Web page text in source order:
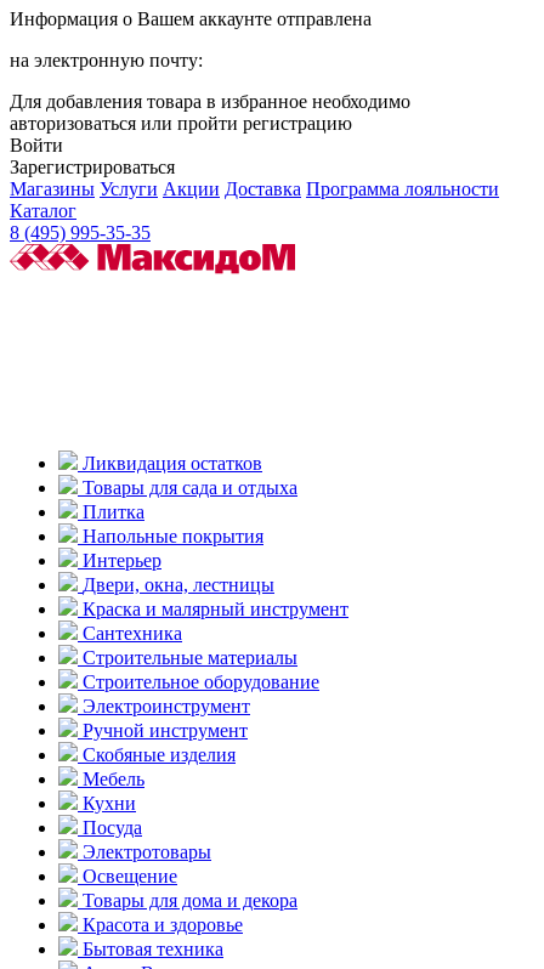
Информация о Вашем аккаунте отправлена
на электронную почту:
Для добавления товара в избранное необходимо
авторизоваться или пройти регистрацию
Войти
Зарегистрироваться
Магазины Услуги Акции Доставка Программа лояльности
Каталог
8 (495) 995-35-35
Ликвидация остатков
Товары для сада и отдыха
Плитка
Напольные покрытия
Интерьер
Двери, окна, лестницы
Краска и малярный инструмент
Сантехника
Строительные материалы
Строительное оборудование
Электроинструмент
Ручной инструмент
Скобяные изделия
Мебель
Кухни
Посуда
Электротовары
Освещение
Товары для дома и декора
Красота и здоровье
Бытовая техника